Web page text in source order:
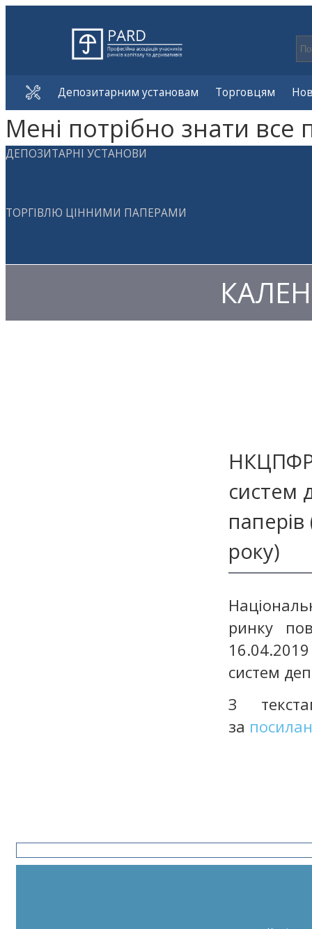
Депозитарним установам Торговцям
Мені потрібно знати все
ДЕПОЗИТАРНІ УСТАНОВИ
ТОРГІВЛЮ ЦІННИМИ ПАПЕРАМИ
НКЦПФР
систем
року)
ринку
систем
З
за